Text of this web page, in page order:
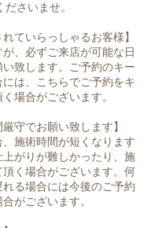
さいませ。
れていらっしゃるお客様】
、必ずご来店が可能な日
致します。ご予約のキー
は、こちらでご予約をキ
場合がございます。
厳守でお願い致します】
施術時間が短くなります
がりが難しかったり、施
く場合がございます。何
る場合には今後のご予約
がございます。